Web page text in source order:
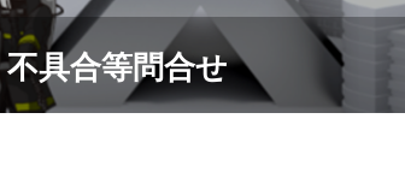
具合等問合せ